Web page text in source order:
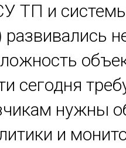
ТП и
сегодня
нужны
и